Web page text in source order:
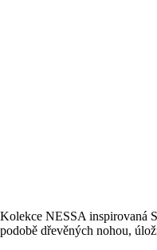
Kolekce NESSA inspirovaná
podobě dřevěných nohou,